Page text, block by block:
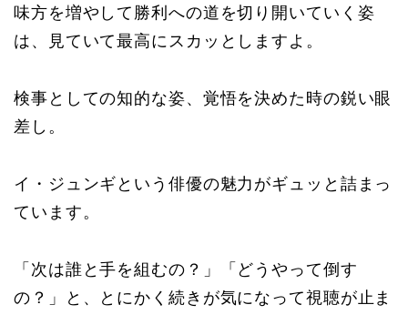
味方を増やして勝利への道を切り開いていく姿
は、見ていて最高にスカッとしますよ。
検事としての知的な姿、覚悟を決めた時の鋭い眼
差し。
イ・ジュンギという俳優の魅力がギュッと詰まっ
ています。
「次は誰と手を組むの？」「どうやって倒す
の？」と、とにかく続きが気になって視聴が止ま